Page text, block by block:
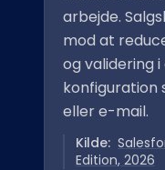
arbejde.
mod at
og validering
konfiguration
eller e-mail.
Kilde:
Edition, 2026